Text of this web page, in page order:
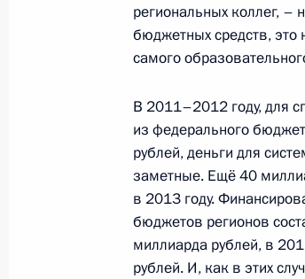
Совещание с членами
15 января 2014 года, 17:30
Соболезнования в
29 декабря 2013 года, 17:50
Заседание Совета по
и демографической
региональных коллег,
бюджетных средств, это
самого
В 2011–2012 году, для
из федерального
рублей, деньги для
заметные. Ещё 40
в 2013 году.
бюджетов регионов
миллиарда рублей, в
рублей. И, как в этих